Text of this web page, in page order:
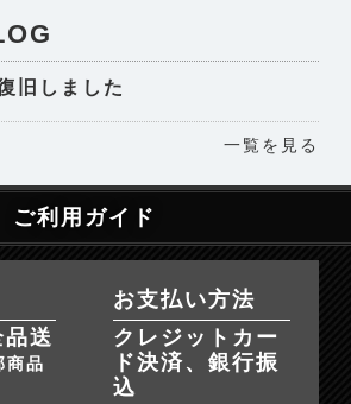
旧しました
一覧を見る
ご利用ガイド
送
商品
お支払い方法
クレジットカー
ド決済、銀行振
込